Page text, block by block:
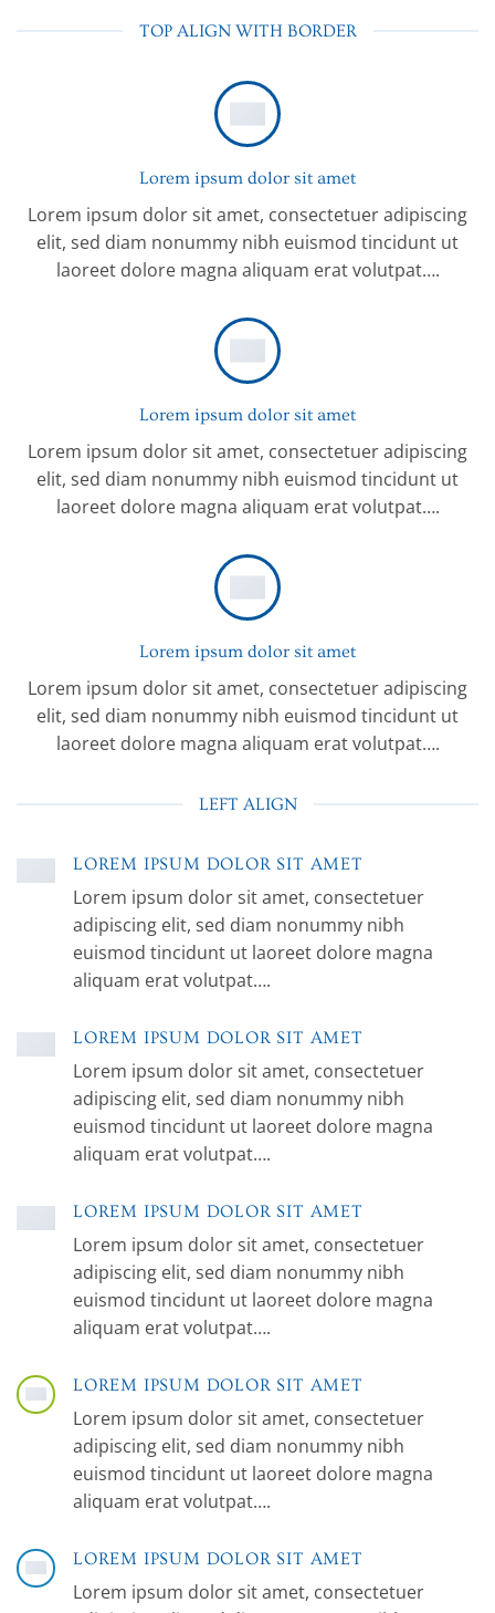
TOP ALIGN WITH BORDER
Lorem ipsum dolor sit amet
Lorem ipsum dolor sit amet, consectetuer adipiscing
elit, sed diam nonummy nibh euismod tincidunt ut
laoreet dolore magna aliquam erat volutpat….
Lorem ipsum dolor sit amet
Lorem ipsum dolor sit amet, consectetuer adipiscing
elit, sed diam nonummy nibh euismod tincidunt ut
laoreet dolore magna aliquam erat volutpat….
Lorem ipsum dolor sit amet
Lorem ipsum dolor sit amet, consectetuer adipiscing
elit, sed diam nonummy nibh euismod tincidunt ut
laoreet dolore magna aliquam erat volutpat….
LEFT ALIGN
LOREM IPSUM DOLOR SIT AMET
Lorem ipsum dolor sit amet, consectetuer
adipiscing elit, sed diam nonummy nibh
euismod tincidunt ut laoreet dolore magna
aliquam erat volutpat….
LOREM IPSUM DOLOR SIT AMET
Lorem ipsum dolor sit amet, consectetuer
adipiscing elit, sed diam nonummy nibh
euismod tincidunt ut laoreet dolore magna
aliquam erat volutpat….
LOREM IPSUM DOLOR SIT AMET
Lorem ipsum dolor sit amet, consectetuer
adipiscing elit, sed diam nonummy nibh
euismod tincidunt ut laoreet dolore magna
aliquam erat volutpat….
LOREM IPSUM DOLOR SIT AMET
Lorem ipsum dolor sit amet, consectetuer
adipiscing elit, sed diam nonummy nibh
euismod tincidunt ut laoreet dolore magna
aliquam erat volutpat….
LOREM IPSUM DOLOR SIT AMET
Lorem ipsum dolor sit amet, consectetuer